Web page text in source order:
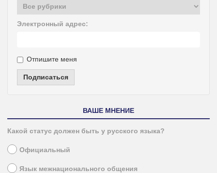
Электронный адрес:
Отпишите меня
Подписаться
ВАШЕ МНЕНИЕ
Какой статус должен быть у русского языка?
Официальный
Язык межнационального общения